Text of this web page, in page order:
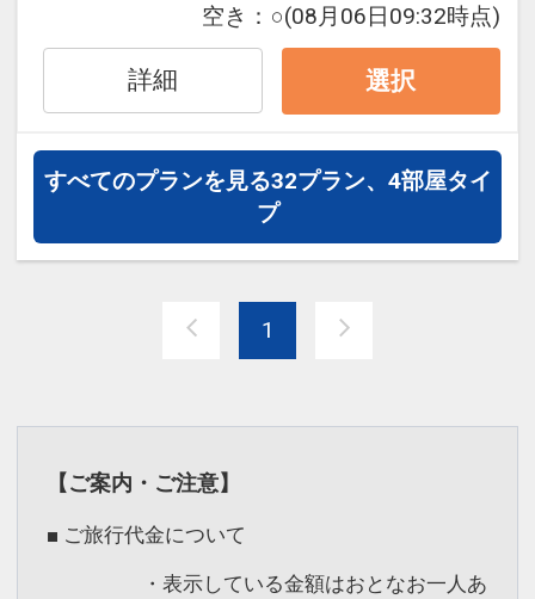
「食事なしプラン」と「朝食付プラン」
をご用意しています。
●「食事なしプラン」と「朝食付プラ
ン」を掲載しています。
※ご覧のページがどちらかを【食事条
件】の項目でご確認のうえ、予約にお進
設定期間：2026年4月1日～2026年9月
※宿泊期間中すべての日において人数・
氏名・客室タイプ・食事条件・プラン同
一であることが割引適用の条件となりま
※割引適用後のご旅行代金は、カレンダ
ーからお進みいただいた後表示される
「空室照会結果確認画面」でご確認くだ
うれしいおもてなし
●おひとり様ごとに、ミネラルウォータ
●【朝食付プランのみ】朝食券利用で直
営レストラン利用可能なお食事券（3，
500円税込）
空き： ○(08月06日09:32時点)
詳細 選択
すべてのプランを見る32プラン、4部屋タイ
プ
1
【ご案内・ご注意】
■ ご旅行代金について
・表示している金額はおとなお一人あ